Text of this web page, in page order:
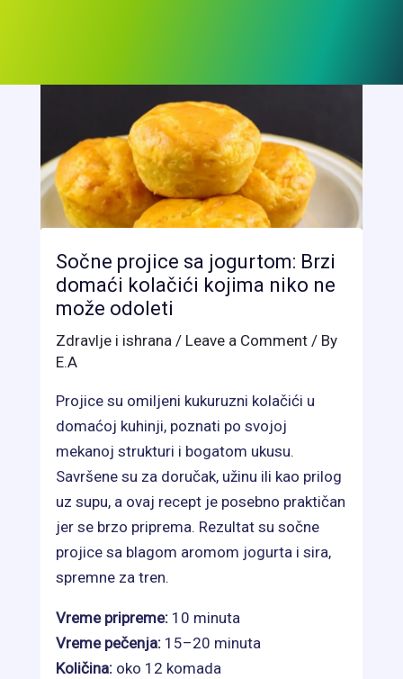
Sočne projice sa jogurtom: Brzi
domaći kolačići kojima niko ne
može odoleti
Zdravlje i ishrana / Leave a Comment / By
E.A
Projice su omiljeni kukuruzni kolačići u
domaćoj kuhinji, poznati po svojoj
mekanoj strukturi i bogatom ukusu.
Savršene su za doručak, užinu ili kao prilog
uz supu, a ovaj recept je posebno praktičan
jer se brzo priprema. Rezultat su sočne
projice sa blagom aromom jogurta i sira,
spremne za tren.
Vreme pripreme: 10 minuta
Vreme pečenja: 15–20 minuta
Količina: oko 12 komada